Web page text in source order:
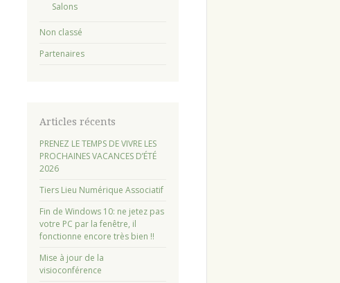
Salons
Non classé
Partenaires
Articles récents
PRENEZ LE TEMPS DE VIVRE LES
PROCHAINES VACANCES D’ÉTÉ
2026
Tiers Lieu Numérique Associatif
Fin de Windows 10: ne jetez pas
votre PC par la fenêtre, il
fonctionne encore très bien !!
Mise à jour de la
visioconférence